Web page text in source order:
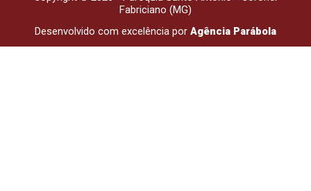
Fabriciano (MG)
Desenvolvido com excelência por Agência Parábola